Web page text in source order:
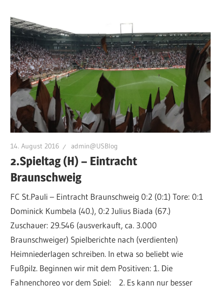
14. August 2016 admin@USBlog
2.Spieltag (H) – Eintracht
Braunschweig
FC St.Pauli – Eintracht Braunschweig 0:2 (0:1) Tore: 0:1
Dominick Kumbela (40.), 0:2 Julius Biada (67.)
Zuschauer: 29.546 (ausverkauft, ca. 3.000
Braunschweiger) Spielberichte nach (verdienten)
Heimniederlagen schreiben. In etwa so beliebt wie
Fußpilz. Beginnen wir mit dem Positiven: 1. Die
Fahnenchoreo vor dem Spiel: 2. Es kann nur besser